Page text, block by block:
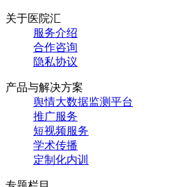
关于医院汇
服务介绍
合作咨询
隐私协议
产品与解决方案
舆情大数据监测平台
推广服务
短视频服务
学术传播
定制化内训